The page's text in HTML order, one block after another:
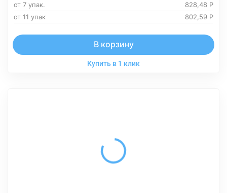
от 7 упак.
828,48 Р
от 11 упак
802,59 Р
В корзину
Купить в 1 клик